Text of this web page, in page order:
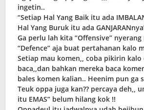
ingetin..
“Setiap Hal Yang Baik itu ada
Hal Yang Buruk itu ada
Ga perlu lah kita “Offensive”
“Defence” aja buat pertahanan kalo
Setiap mau komen,, coba pikirin kalo
baca,,dan bahkan mereka baca
bales komen kalian.. Heenim pun ga
Teuk oppa juga kan?? percaya deh,,
itu EMAS” belum hilang kok !!